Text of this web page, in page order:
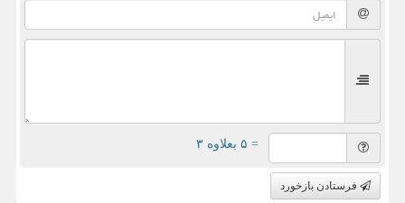
= ۵ بعلاوه ۳
فرستادن بازخورد